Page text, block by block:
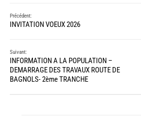
Précédent:
INVITATION VOEUX 2026
Suivant:
INFORMATION A LA POPULATION –
DEMARRAGE DES TRAVAUX ROUTE DE
BAGNOLS- 2ème TRANCHE